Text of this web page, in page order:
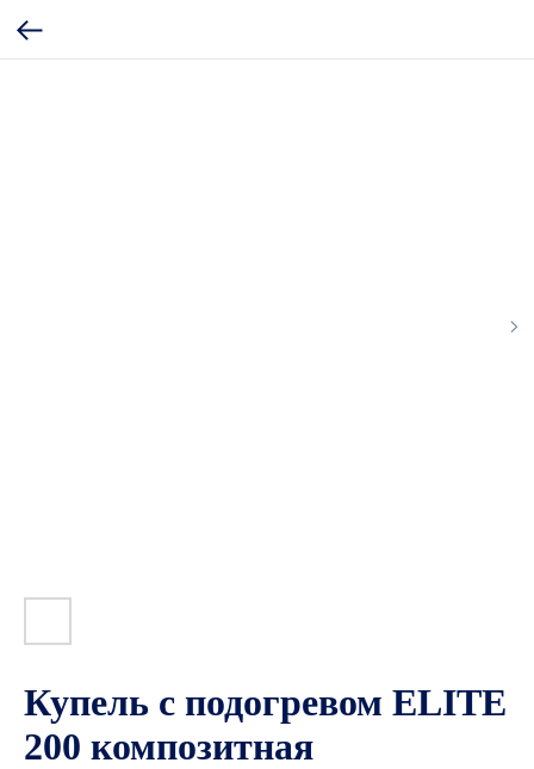
Купель с подогревом ELITE
200 композитная